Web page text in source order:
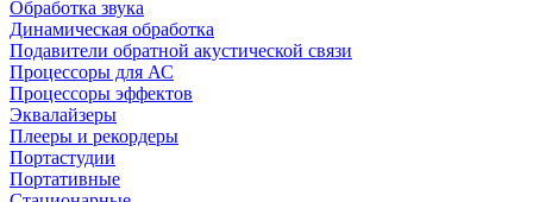
Обработка звука
Динамическая обработка
Подавители обратной акустической связи
Процессоры для АС
Процессоры эффектов
Эквалайзеры
Плееры и рекордеры
Портастудии
Портативные